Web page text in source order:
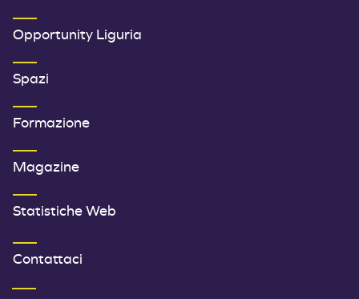
SECONDO MENU FOOTER
Opportunity Liguria
Spazi
Formazione
Magazine
Statistiche Web
TERZO MENU FOOTER
Contattaci